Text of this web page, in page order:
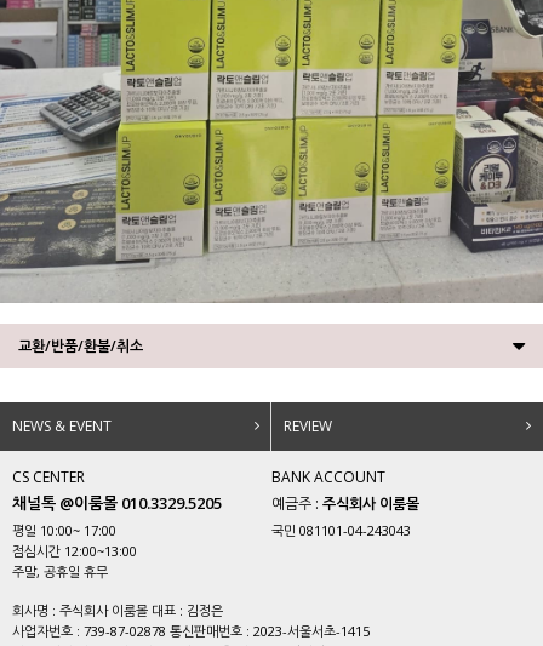
교환/반품/환불/취소
NEWS & EVENT REVIEW
CS CENTER
채널톡 @이룸몰 010.3329.5205
평일 10:00~ 17:00
점심시간 12:00~13:00
주말, 공휴일 휴무
BANK ACCOUNT
예금주 : 주식회사 이룸몰
국민 081101-04-243043
회사명 : 주식회사 이룸몰 대표 : 김정은
사업자번호 : 739-87-02878 통신판매번호 : 2023-서울서초-1415